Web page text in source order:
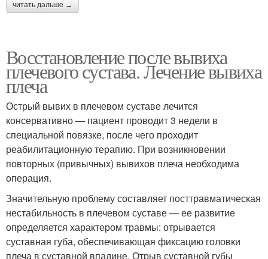
читать дальше →
Восстановление после вывиха
плечевого сустава. Лечение вывиха
плеча
Острый вывих в плечевом суставе лечится
консервативно — пациент проводит 3 недели в
специальной повязке, после чего проходит
реабилитационную терапию. При возникновении
повторных (привычных) вывихов плеча необходима
операция.
Значительную проблему составляет посттравматическая
нестабильность в плечевом суставе — ее развитие
определяется характером травмы: отрывается
суставная губа, обеспечивающая фиксацию головки
плеча в суставной впадине. Отрыв суставной губы